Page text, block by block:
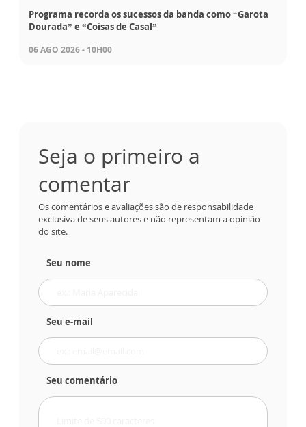
Programa recorda os sucessos da banda como “Garota
Dourada” e “Coisas de Casal”
06 AGO 2026 - 10H00
Seja o primeiro a
comentar
Os comentários e avaliações são de responsabilidade
exclusiva de seus autores e não representam a opinião
do site.
Seu nome
Seu e-mail
Seu comentário